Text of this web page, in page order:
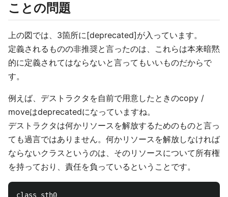
ことの問題
上の図では、3箇所に[deprecated]が入っています。
定義されるものの非推奨と言ったのは、これらは本来暗黙
的に定義されてはならないと言ってもいいものだからで
す。
例えば、デストラクタを自前で用意したときのcopy /
moveはdeprecatedになっていますね。
デストラクタは何かリソースを解放するためのものと言っ
ても過言ではありません。何かリソースを解放しなければ
ならないクラスというのは、そのリソースについて所有権
を持っており、責任を負っているということです。
class sth0